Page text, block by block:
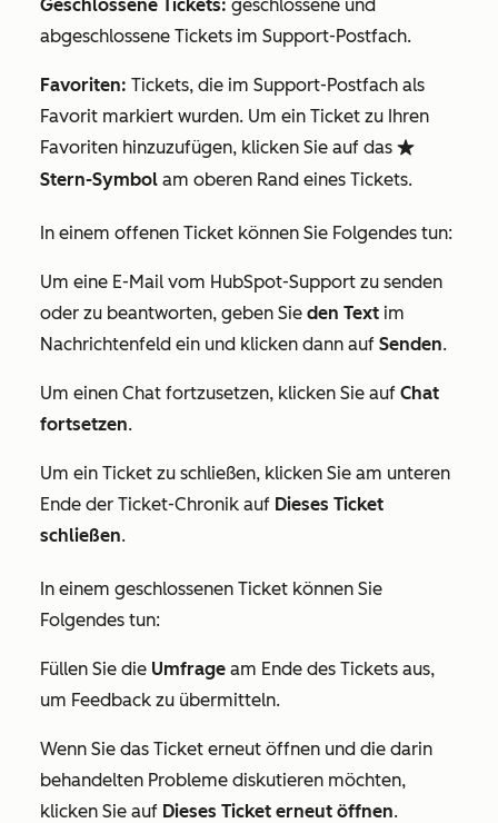
Geschlossene Tickets: geschlossene und
abgeschlossene Tickets im Support-Postfach.
Favoriten: Tickets, die im Support-Postfach als
Favorit markiert wurden. Um ein Ticket zu Ihren
Favoriten hinzuzufügen, klicken Sie auf das favorite
Stern-Symbol am oberen Rand eines Tickets.
In einem offenen Ticket können Sie Folgendes tun:
Um eine E-Mail vom HubSpot-Support zu senden
oder zu beantworten, geben Sie den Text im
Nachrichtenfeld ein und klicken dann auf Senden.
Um einen Chat fortzusetzen, klicken Sie auf Chat
fortsetzen.
Um ein Ticket zu schließen, klicken Sie am unteren
Ende der Ticket-Chronik auf Dieses Ticket
schließen.
In einem geschlossenen Ticket können Sie
Folgendes tun:
Füllen Sie die Umfrage am Ende des Tickets aus,
um Feedback zu übermitteln.
Wenn Sie das Ticket erneut öffnen und die darin
behandelten Probleme diskutieren möchten,
klicken Sie auf Dieses Ticket erneut öffnen.